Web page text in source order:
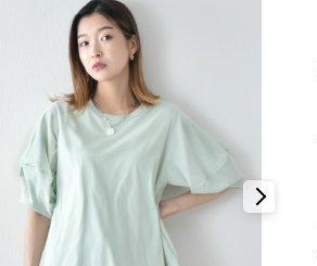
マタニティ水着
オフィス